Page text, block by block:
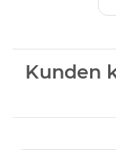
Kunden